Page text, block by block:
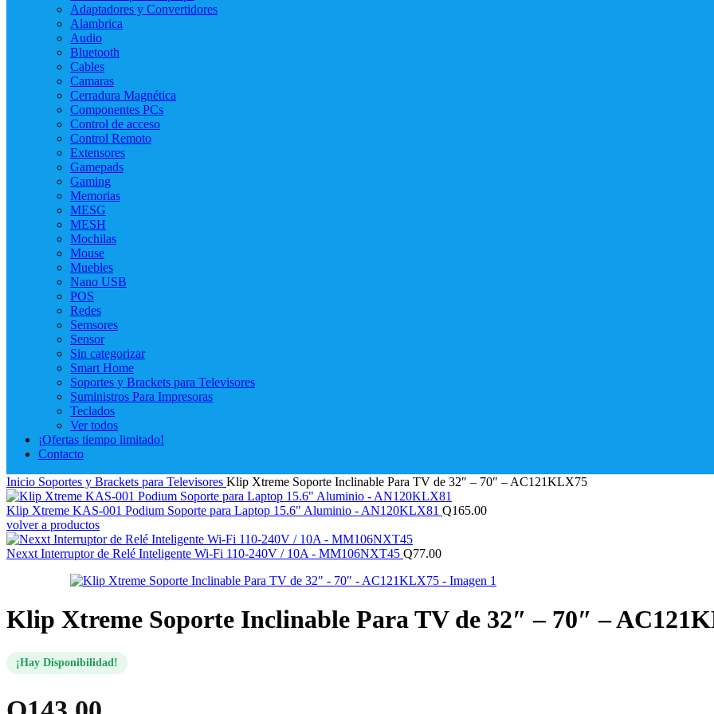
Adaptadores y Convertidores
Alambrica
Audio
Bluetooth
Cables
Camaras
Cerradura Magnética
Componentes PCs
Control de acceso
Control Remoto
Extensores
Gamepads
Gaming
Memorias
MESG
MESH
Mochilas
Mouse
Muebles
Nano USB
POS
Redes
Semsores
Sensor
Sin categorizar
Smart Home
Soportes y Brackets para Televisores
Suministros Para Impresoras
Teclados
Ver todos
¡Ofertas tiempo limitado!
Contacto
Inicio Soportes y Brackets para Televisores Klip Xtreme Soporte Inclinable Para TV de 32″ – 70″ – AC121KLX75
Klip Xtreme KAS-001 Podium Soporte para Laptop 15.6" Aluminio - AN120KLX81 Q165.00
volver a productos
Nexxt Interruptor de Relé Inteligente Wi-Fi 110-240V / 10A - MM106NXT45 Q77.00
Klip Xtreme Soporte Inclinable Para TV de 32″ – 70″ –
¡Hay Disponibilidad!